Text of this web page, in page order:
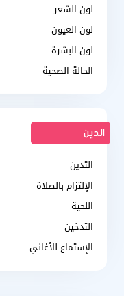
لون الشعر
لون العيون
لون البشرة
الحالة الصحية
الدين
التدين
الإلتزام بالصلاة
اللحية
التدخين
الإستماع للأغاني